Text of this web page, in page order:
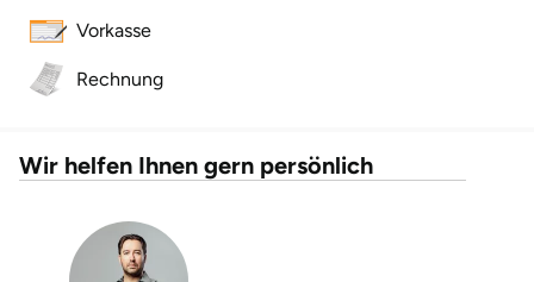
Vorkasse
Rechnung
Wir helfen Ihnen gern persönlich
Langenselbold
Leipzig
Löbau